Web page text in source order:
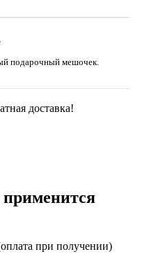
подарочный мешочек.
доставка!
применится
при получении)